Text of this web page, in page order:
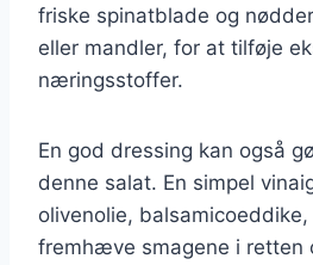
friske spinatblade og
eller mandler, for at tilføje
næringsstoffer.
En god dressing kan også
denne salat. En simpel
olivenolie,
fremhæve smagene i retten